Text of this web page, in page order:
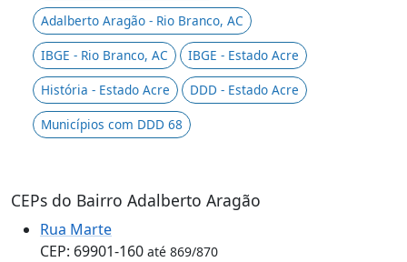
Adalberto Aragão - Rio Branco, AC
IBGE - Rio Branco, AC
IBGE - Estado Acre
História - Estado Acre
DDD - Estado Acre
Municípios com DDD 68
CEPs do Bairro Adalberto Aragão
Rua Marte
CEP: 69901-160 até 869/870